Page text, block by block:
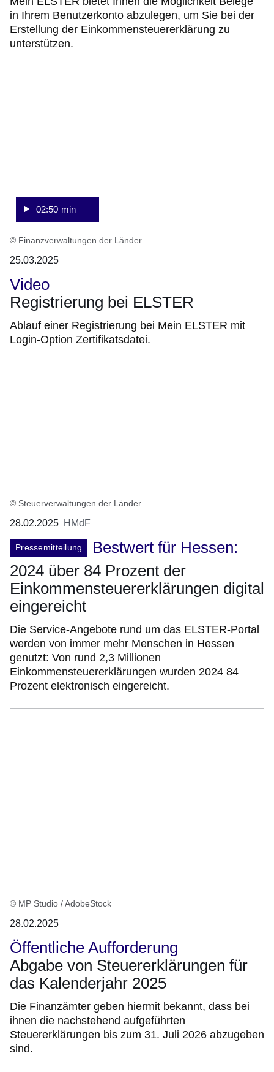
in Ihrem Benutzerkonto abzulegen, um Sie bei der
Erstellung der Einkommensteuererklärung zu
unterstützen.
02:50 min
© Finanzverwaltungen der Länder
25.03.2025
Video
Registrierung bei ELSTER
Ablauf einer Registrierung bei Mein ELSTER mit
Login-Option Zertifikatsdatei.
© Steuerverwaltungen der Länder
28.02.2025 HMdF
Pressemitteilung
Bestwert für Hessen:
2024 über 84 Prozent der
Einkommensteuererklärungen digital
eingereicht
Die Service-Angebote rund um das ELSTER-Portal
werden von immer mehr Menschen in Hessen
genutzt: Von rund 2,3 Millionen
Einkommensteuererklärungen wurden 2024 84
Prozent elektronisch eingereicht.
© MP Studio / AdobeStock
28.02.2025
Öffentliche Aufforderung
Abgabe von Steuererklärungen für
das Kalenderjahr 2025
Die Finanzämter geben hiermit bekannt, dass bei
ihnen die nachstehend aufgeführten
Steuererklärungen bis zum 31. Juli 2026 abzugeben
sind.